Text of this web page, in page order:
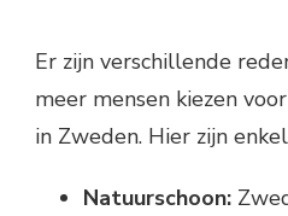
Er zijn verschillende
meer mensen kiezen
in Zweden. Hier zijn
Natuurschoon: